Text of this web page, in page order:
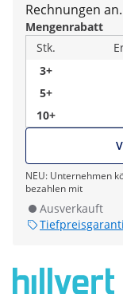
Rechnungen an.
Mengenrabatt
Stk.
3+
5+
10+
NEU: Unternehmen
bezahlen mit
Ausverkauft